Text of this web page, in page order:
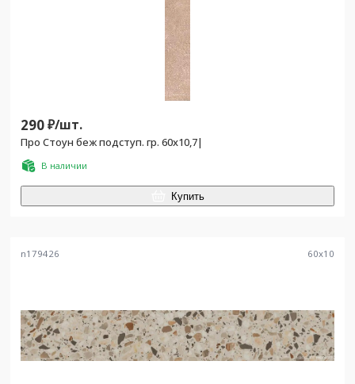
290₽/шт.
Про Стоун беж подступ. гр. 60x10,7|
В наличии
Купить
n179426 60x10